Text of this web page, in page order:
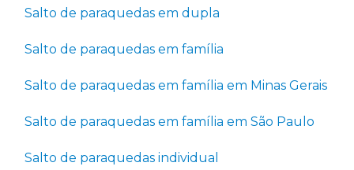
Salto de paraquedas em dupla
Salto de paraquedas em família
Salto de paraquedas em família em Minas Gerais
Salto de paraquedas em família em São Paulo
Salto de paraquedas individual